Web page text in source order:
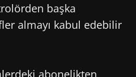
başka
almayı kabul edebilir
abonelikten